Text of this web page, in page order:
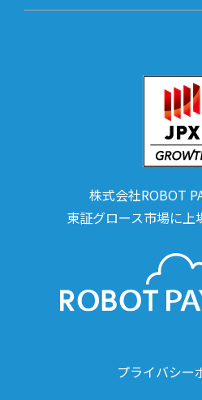
株式会社ROBOT
東証グロース市場に上
プライバシー